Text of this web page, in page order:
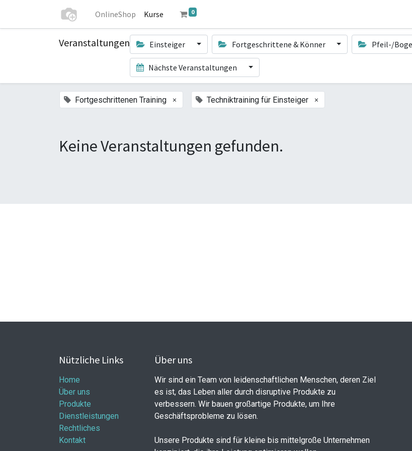
OnlineShop Kurse 0
Veranstaltungen Einsteiger Fortgeschrittene & Könner Pfeil-/
Nächste Veranstaltungen
Fortgeschrittenen Training × Techniktraining für Einsteiger ×
Keine Veranstaltungen gefunden.
Nützliche Links
Home
Über uns
Produkte
Dienstleistungen
Rechtliches
Kontakt
Über uns
Wir sind ein Team von leidenschaftlichen Menschen, deren Ziel
es ist, das Leben aller durch disruptive Produkte zu
verbessern. Wir bauen großartige Produkte, um Ihre
Geschäftsprobleme zu lösen.
Unsere Produkte sind für kleine bis mittelgroße Unternehmen